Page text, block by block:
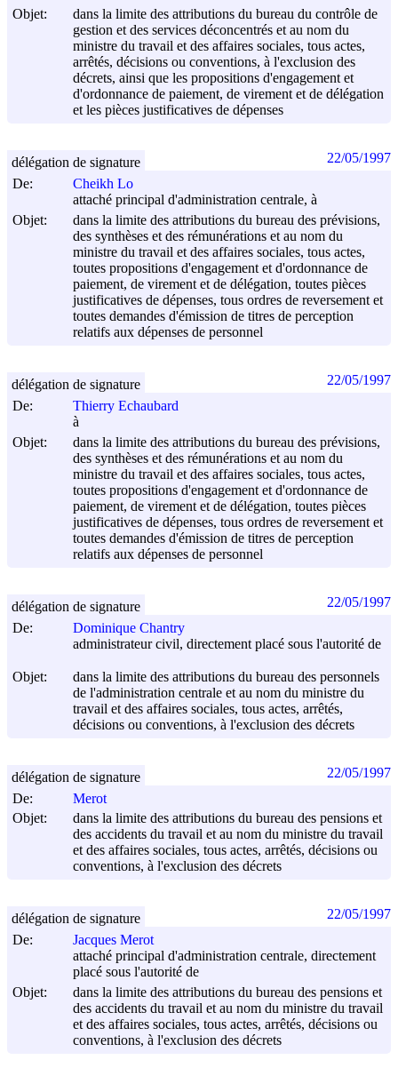
Objet:
dans la limite des attributions du bureau du contrôle de
gestion et des services déconcentrés et au nom du
ministre du travail et des affaires sociales, tous actes,
arrêtés, décisions ou conventions, à l'exclusion des
décrets, ainsi que les propositions d'engagement et
d'ordonnance de paiement, de virement et de délégation
et les pièces justificatives de dépenses
De:
Cheikh Lo
attaché principal d'administration centrale, à
Objet:
dans la limite des attributions du bureau des prévisions,
des synthèses et des rémunérations et au nom du
ministre du travail et des affaires sociales, tous actes,
toutes propositions d'engagement et d'ordonnance de
paiement, de virement et de délégation, toutes pièces
justificatives de dépenses, tous ordres de reversement et
toutes demandes d'émission de titres de perception
relatifs aux dépenses de personnel
délégation de signature 22/05/1997
De:
Thierry Echaubard
à
Objet:
dans la limite des attributions du bureau des prévisions,
des synthèses et des rémunérations et au nom du
ministre du travail et des affaires sociales, tous actes,
toutes propositions d'engagement et d'ordonnance de
paiement, de virement et de délégation, toutes pièces
justificatives de dépenses, tous ordres de reversement et
toutes demandes d'émission de titres de perception
relatifs aux dépenses de personnel
délégation de signature 22/05/1997
De:
Dominique Chantry
administrateur civil, directement placé sous l'autorité de
Objet:
dans la limite des attributions du bureau des personnels
de l'administration centrale et au nom du ministre du
travail et des affaires sociales, tous actes, arrêtés,
décisions ou conventions, à l'exclusion des décrets
délégation de signature 22/05/1997
De:
Merot
Objet:
dans la limite des attributions du bureau des pensions et
des accidents du travail et au nom du ministre du travail
et des affaires sociales, tous actes, arrêtés, décisions ou
conventions, à l'exclusion des décrets
délégation de signature 22/05/1997
De:
Jacques Merot
attaché principal d'administration centrale, directement
placé sous l'autorité de
Objet:
dans la limite des attributions du bureau des pensions et
des accidents du travail et au nom du ministre du travail
et des affaires sociales, tous actes, arrêtés, décisions ou
conventions, à l'exclusion des décrets
délégation de signature 22/05/1997